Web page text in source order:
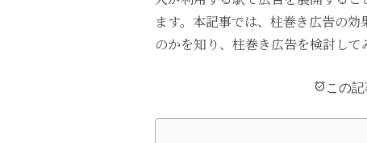
ます。本記事では、柱巻き広告の
のかを知り、柱巻き広告を検討して
この